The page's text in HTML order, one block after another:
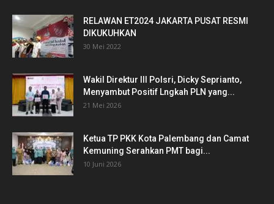
RELAWAN ET2024 JAKARTA PUSAT RESMI
DIKUKUHKAN
30 Mei 2022
Wakil Direktur III Polsri, Dicky Seprianto,
Menyambut Positif Lngkah PLN yang...
21 Mei 2026
Ketua TP PKK Kota Palembang dan Camat
Kemuning Serahkan PMT bagi...
10 Juni 2026